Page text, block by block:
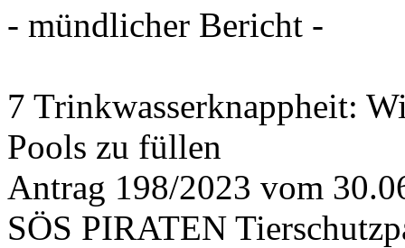
- mündlicher Bericht -
7 Trinkwasserknappheit:
Pools zu füllen
Antrag 198/2023 vom
SÖS PIRATEN